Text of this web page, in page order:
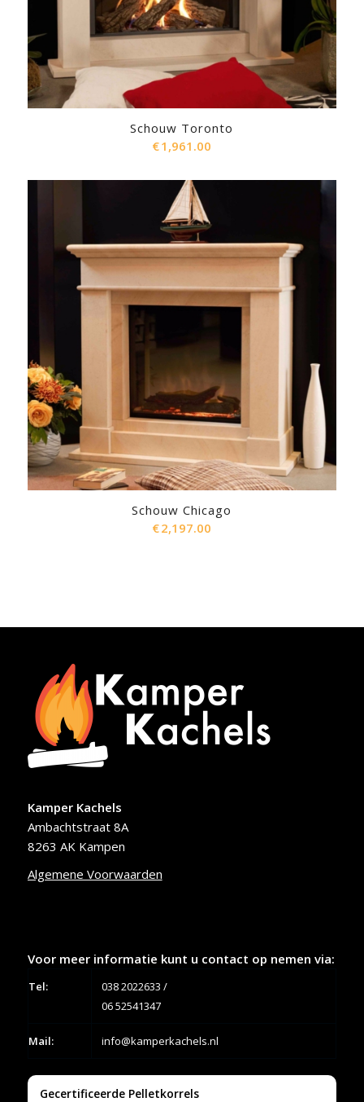
Schouw Toronto
€1,961.00
Schouw Chicago
€2,197.00
Kamper Kachels
Ambachtstraat 8A
8263 AK Kampen
Algemene Voorwaarden
Voor meer informatie kunt u contact op nemen via:
Tel: 038 2022633 /
06 52541347
Mail: info@kamperkachels.nl
Gecertificeerde Pelletkorrels